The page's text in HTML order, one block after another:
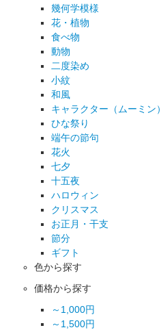
幾何学模様
花・植物
食べ物
動物
二度染め
小紋
和風
キャラクター（ムーミン）
ひな祭り
端午の節句
花火
七夕
十五夜
ハロウィン
クリスマス
お正月・干支
節分
ギフト
色から探す
価格から探す
～1,000円
～1,500円